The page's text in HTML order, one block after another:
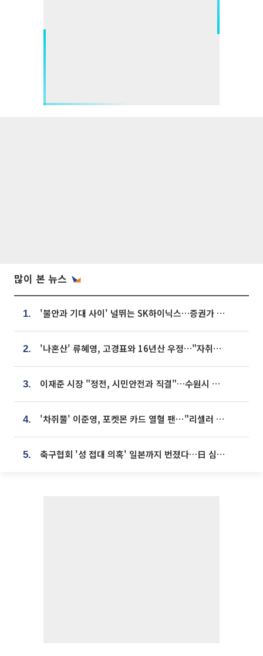
많이 본 뉴스
1. '불안과 기대 사이' 널뛰는 SK하이닉스…증권가 "HBM4·LTA 기반 펀터멘털 견고"
2. '나혼산' 류혜영, 고경표와 16년산 우정…"자취방서 부모님과 마주쳐"
3. 이재준 시장 "정전, 시민안전과 직결"…수원시 비상대응체계 가동
4. '차쥐뿔' 이준영, 포켓몬 카드 열혈 팬⋯"리셀러 처단할 것"
5. 축구협회 '성 접대 의혹' 일본까지 번졌다…日 심판 실명 공개